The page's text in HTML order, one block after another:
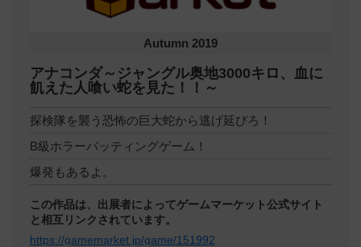
Autumn 2019
アナコンダ～ジャングル奥地3000キロ、血に
飢えた人喰い蛇を見た！！～
探検隊を襲う恐怖の巨大蛇から逃げ延びろ！
B級ホラーバッティングゲーム！
爆発もあるよ。
この作品は、出展者によってゲームマーケット公式サイト
と相互リンクされています。
https://gamemarket.jp/game/151992